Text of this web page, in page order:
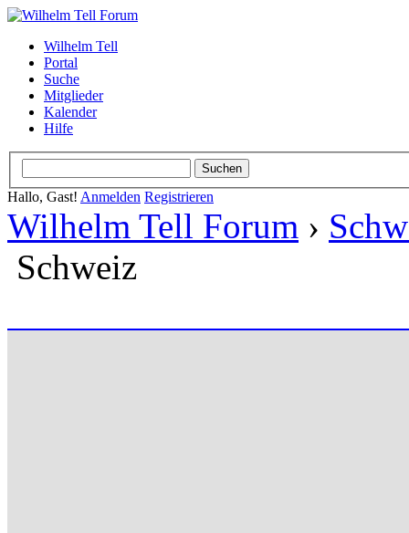
Wilhelm Tell
Portal
Suche
Mitglieder
Kalender
Hilfe
Hallo, Gast! Anmelden Registrieren
Wilhelm Tell Forum ›
Schweiz